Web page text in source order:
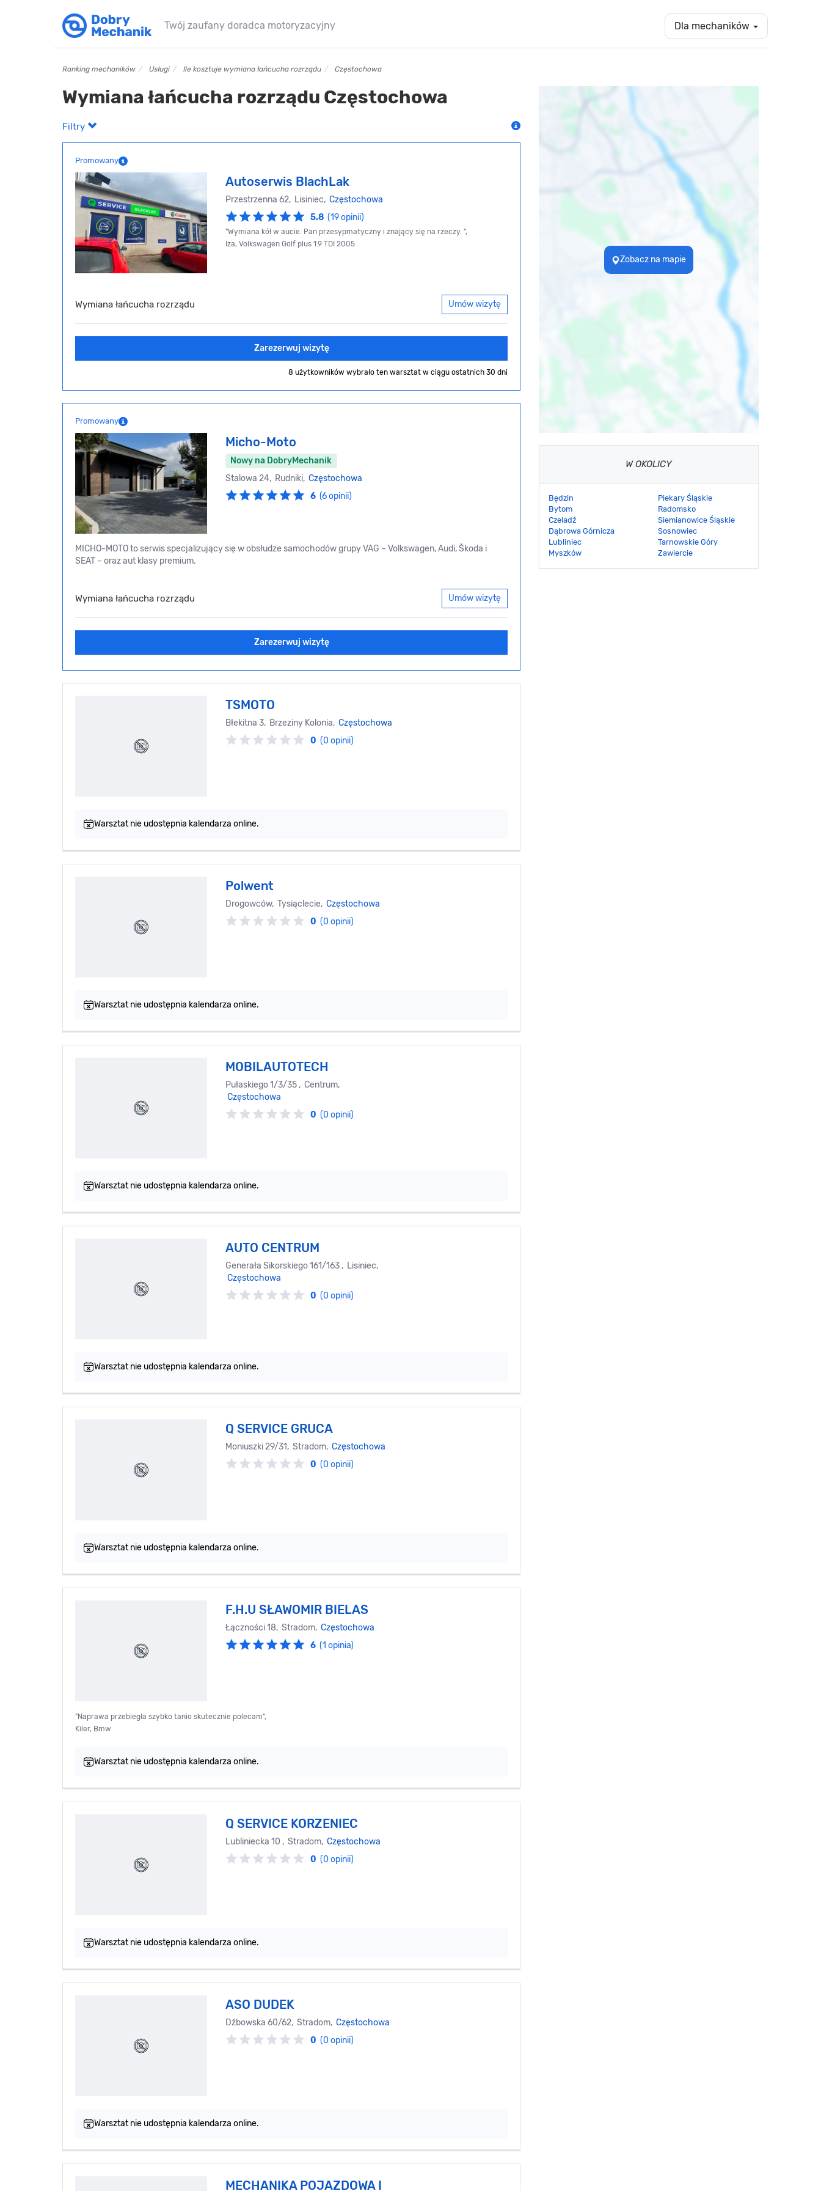
Twój zaufany doradca motoryzacyjny Dla mechaników
Ranking mechaników Usługi Ile kosztuje wymiana łańcucha rozrządu Częstochowa
Wymiana łańcucha rozrządu Częstochowa
Filtry
Promowany
Autoserwis BlachLak
Przestrzenna 62, Lisiniec, Częstochowa
5.8 (19 opinii)
"Wymiana kół w aucie. Pan przesypmatyczny i znający się na rzeczy. ",
Iza, Volkswagen Golf plus 1.9 TDI 2005
Wymiana łańcucha rozrządu Umów wizytę
Zarezerwuj wizytę
8 użytkowników wybrało ten warsztat w ciągu ostatnich 30 dni
Promowany
Micho-Moto
Nowy na DobryMechanik
Stalowa 24, Rudniki, Częstochowa
6 (6 opinii)
MICHO-MOTO to serwis specjalizujący się w obsłudze samochodów grupy VAG – Volkswagen, Audi, Škoda i
SEAT – oraz aut klasy premium.
Wymiana łańcucha rozrządu Umów wizytę
Zarezerwuj wizytę
TSMOTO
Błekitna 3, Brzeziny Kolonia, Częstochowa
0 (0 opinii)
Warsztat nie udostępnia kalendarza online.
Polwent
Drogowców, Tysiąclecie, Częstochowa
0 (0 opinii)
Warsztat nie udostępnia kalendarza online.
MOBILAUTOTECH
Pułaskiego 1/3/35 , Centrum,
Częstochowa
0 (0 opinii)
Warsztat nie udostępnia kalendarza online.
AUTO CENTRUM
Generała Sikorskiego 161/163 , Lisiniec,
Częstochowa
0 (0 opinii)
Warsztat nie udostępnia kalendarza online.
Q SERVICE GRUCA
Moniuszki 29/31, Stradom, Częstochowa
0 (0 opinii)
Warsztat nie udostępnia kalendarza online.
F.H.U SŁAWOMIR BIELAS
Łączności 18, Stradom, Częstochowa
6 (1 opinia)
"Naprawa przebiegła szybko tanio skutecznie polecam",
Kiler, Bmw
Warsztat nie udostępnia kalendarza online.
Q SERVICE KORZENIEC
Lubliniecka 10 , Stradom, Częstochowa
0 (0 opinii)
Warsztat nie udostępnia kalendarza online.
ASO DUDEK
Dźbowska 60/62, Stradom, Częstochowa
0 (0 opinii)
Warsztat nie udostępnia kalendarza online.
MECHANIKA POJAZDOWA I
Zobacz na mapie
W OKOLICY
Będzin
Bytom
Czeladź
Dąbrowa Górnicza
Lubliniec
Myszków
Piekary Śląskie
Radomsko
Siemianowice Śląskie
Sosnowiec
Tarnowskie Góry
Zawiercie